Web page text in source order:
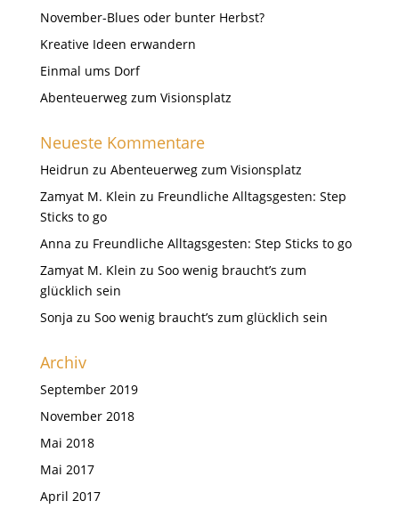
November-Blues oder bunter Herbst?
Kreative Ideen erwandern
Einmal ums Dorf
Abenteuerweg zum Visionsplatz
Neueste Kommentare
Heidrun zu Abenteuerweg zum Visionsplatz
Zamyat M. Klein zu Freundliche Alltagsgesten: Step
Sticks to go
Anna zu Freundliche Alltagsgesten: Step Sticks to go
Zamyat M. Klein zu Soo wenig braucht’s zum
glücklich sein
Sonja zu Soo wenig braucht’s zum glücklich sein
Archiv
September 2019
November 2018
Mai 2018
Mai 2017
April 2017